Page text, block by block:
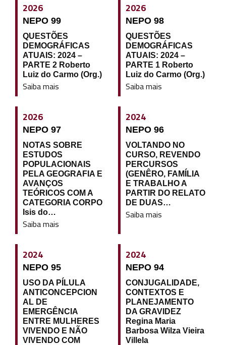
2026
NEPO 99
QUESTÕES
DEMOGRÁFICAS
ATUAIS: 2024 –
PARTE 2 Roberto
Luiz do Carmo (Org.)
Saiba mais
2026
NEPO 98
QUESTÕES
DEMOGRÁFICAS
ATUAIS: 2024 –
PARTE 1 Roberto
Luiz do Carmo (Org.)
Saiba mais
2026
NEPO 97
NOTAS SOBRE
ESTUDOS
POPULACIONAIS
PELA GEOGRAFIA E
AVANÇOS
TEÓRICOS COM A
CATEGORIA CORPO
Isis do…
Saiba mais
2024
NEPO 96
VOLTANDO NO
CURSO, REVENDO
PERCURSOS
(GENÊRO, FAMÍLIA
E TRABALHO A
PARTIR DO RELATO
DE DUAS…
Saiba mais
2024
NEPO 95
USO DA PÍLULA
ANTICONCEPCION
AL DE
EMERGÊNCIA
ENTRE MULHERES
VIVENDO E NÃO
VIVENDO COM
2024
NEPO 94
CONJUGALIDADE,
CONTEXTOS E
PLANEJAMENTO
DA GRAVIDEZ
Regina Maria
Barbosa Wilza Vieira
Villela